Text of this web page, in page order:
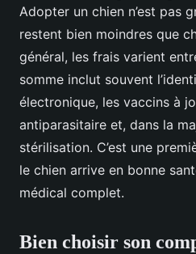
Adopter un chien n’est pas
restent bien moindres que
général, les frais varient
somme inclut souvent
électronique, les vaccins à
antiparasitaire et, dans la
stérilisation. C’est une
le chien arrive en bonne
médical complet.
Bien choisir son